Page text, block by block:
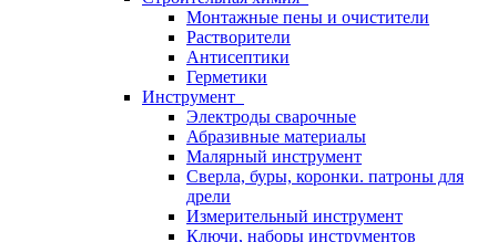
Монтажные пены и очистители
Растворители
Антисептики
Герметики
Инструмент
Электроды сварочные
Абразивные материалы
Малярный инструмент
Сверла, буры, коронки. патроны для
дрели
Измерительный инструмент
Ключи, наборы инструментов